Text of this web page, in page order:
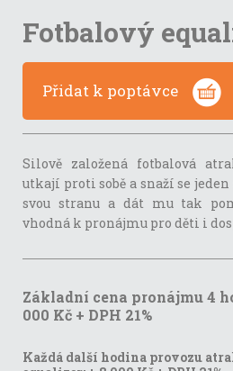
Fotbalový
Přidat k poptávce
Silově založená fotbalová
utkají proti sobě a snaží se
svou stranu a dát mu tak
vhodná k pronájmu pro děti i
Základní cena pronájmu 4
000 Kč + DPH 21%
Každá další hodina provozu